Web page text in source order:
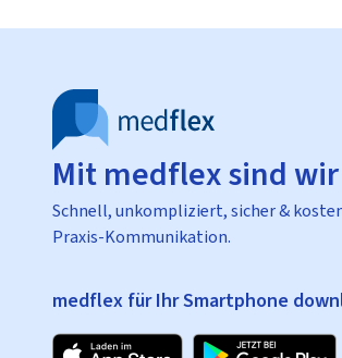
Mit medflex sind
Schnell, unkompliziert, sicher &
Praxis-Kommunikation.
medflex für Ihr Smartphone